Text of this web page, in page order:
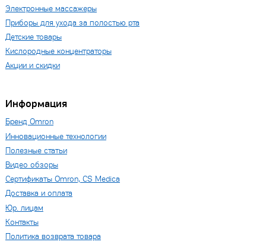
Электронные массажеры
Приборы для ухода за полостью рта
Детские товары
Кислородные концентраторы
Акции и скидки
Информация
Бренд Omron
Инновационные технологии
Полезные статьи
Видео обзоры
Сертификаты Omron, CS Medica
Доставка и оплата
Юр. лицам
Контакты
Политика возврата товара